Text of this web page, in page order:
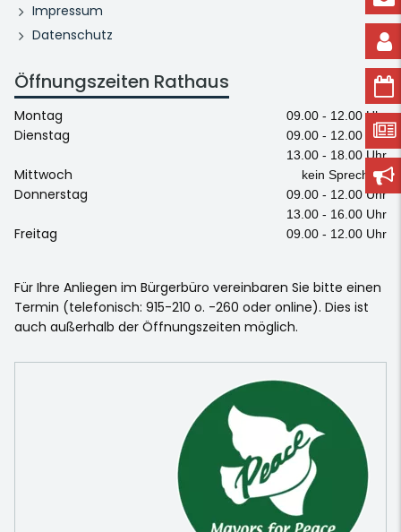
Impressum
Datenschutz
Öffnungszeiten Rathaus
Montag 09.00 - 12.00 Uhr
Dienstag
09.00 - 12.00 Uhr
13.00 - 18.00 Uhr
Mittwoch kein Sprechtag
Donnerstag
09.00 - 12.00 Uhr
13.00 - 16.00 Uhr
Freitag 09.00 - 12.00 Uhr
Für Ihre Anliegen im Bürgerbüro vereinbaren Sie bitte einen
Termin (telefonisch: 915-210 o. -260 oder online). Dies ist
auch außerhalb der Öffnungszeiten möglich.